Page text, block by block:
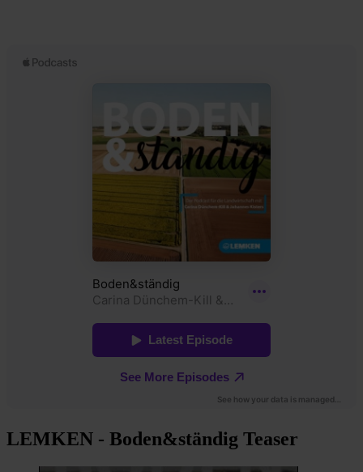
LEMKEN - Boden&ständig Teaser